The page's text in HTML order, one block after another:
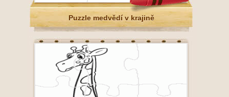
Puzzle medvědí v krajině